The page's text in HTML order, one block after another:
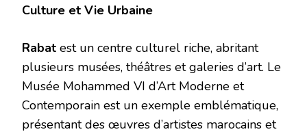
Culture et Vie Urbaine
Rabat est un centre culturel riche, abritant
plusieurs musées, théâtres et galeries d’art. Le
Musée Mohammed VI d’Art Moderne et
Contemporain est un exemple emblématique,
présentant des œuvres d’artistes marocains et